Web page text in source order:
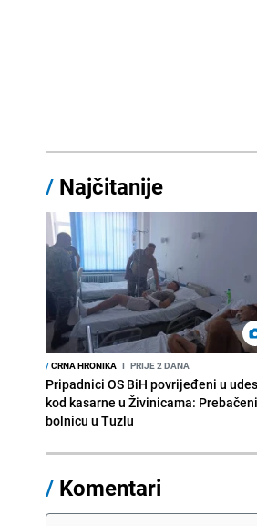
/ Najčitanije
/CRNA HRONIKA I PRIJE 2 DANA
Pripadnici OS BiH povrijeđeni u
kod kasarne u Živinicama:
bolnicu u Tuzlu
/ Komentari